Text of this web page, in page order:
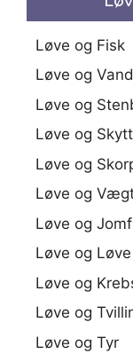
Løve og Fisk
Løve og
Løve og
Løve og
Løve og
Løve og
Løve og
Løve og Løve
Løve og
Løve og
Løve og Tyr